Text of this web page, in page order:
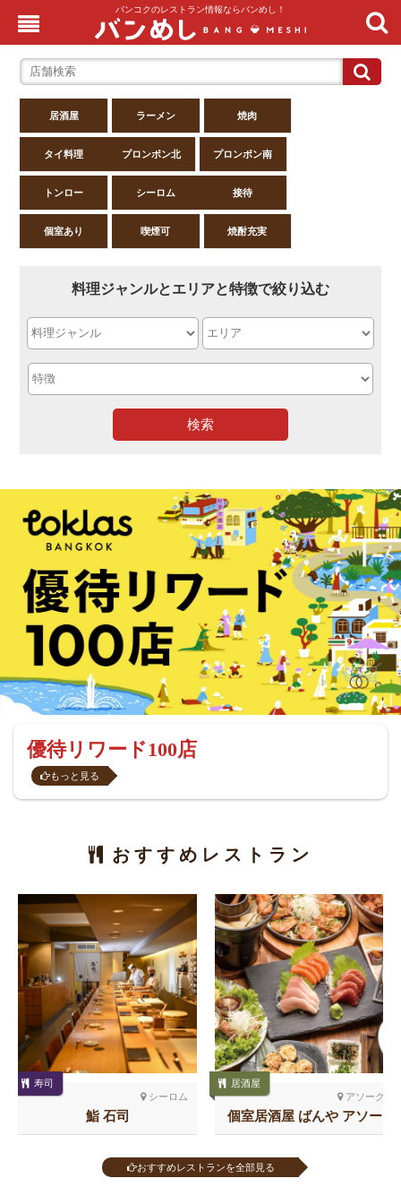
バンコクのレストラン情報ならバンめし！
居酒屋 ラーメン 焼肉
タイ料理 プロンポン北 プロンポン南
トンロー シーロム 接待
個室あり 喫煙可 焼酎充実
料理ジャンルとエリアと特徴で絞り込む
検索
優待リワード100店
もっと見る
おすすめレストラン
シーロム
寿司
鮨 石司
アソーク
居酒屋
個室居酒屋 ばんや アソー
ク
おすすめレストランを全部見る